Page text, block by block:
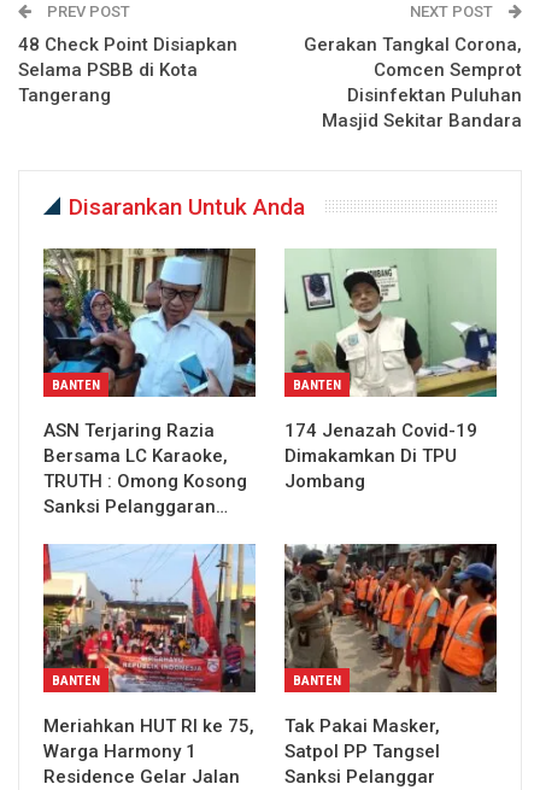
PREV POST
48 Check Point Disiapkan
Selama PSBB di Kota
Tangerang
NEXT POST
Gerakan Tangkal Corona,
Comcen Semprot
Disinfektan Puluhan
Masjid Sekitar Bandara
Disarankan Untuk Anda
BANTEN
ASN Terjaring Razia
Bersama LC Karaoke,
TRUTH : Omong Kosong
Sanksi Pelanggaran…
BANTEN
174 Jenazah Covid-19
Dimakamkan Di TPU
Jombang
BANTEN
Meriahkan HUT RI ke 75,
Warga Harmony 1
Residence Gelar Jalan
BANTEN
Tak Pakai Masker,
Satpol PP Tangsel
Sanksi Pelanggar